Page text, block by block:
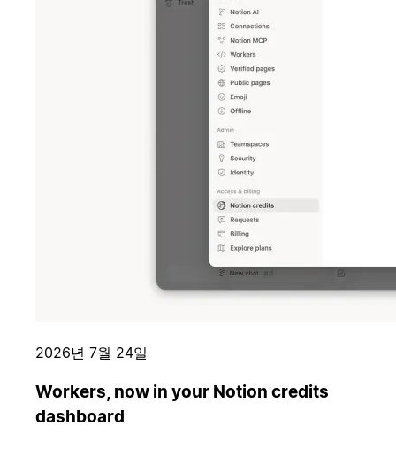
2026년 7월 24일
Workers, now in your Notion credits
dashboard